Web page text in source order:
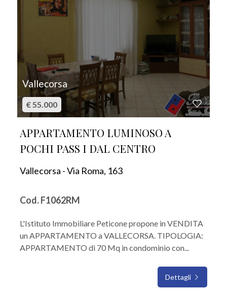
Vallecorsa
€ 55.000
APPARTAMENTO LUMINOSO A
POCHI PASS I DAL CENTRO
Vallecorsa - Via Roma, 163
Cod. F1062RM
L'Istituto Immobiliare Peticone propone in VENDITA
un APPARTAMENTO a VALLECORSA. TIPOLOGIA:
APPARTAMENTO di 70 Mq in condominio con...
Dettagli